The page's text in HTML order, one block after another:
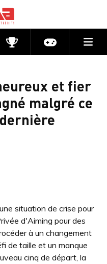
CompétitionsActu jeux
et fier
malgré ce
situation de crise pour
d'Aiming pour des
à un changement
de taille et un manque
cinq de départ, la